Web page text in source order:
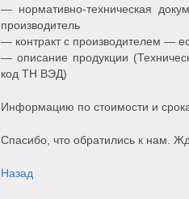
— нормативно-техническая
производитель
— контракт с производителем —
— описание продукции
код ТН ВЭД)
Информацию по стоимости и
Спасибо, что обратились к нам.
Назад